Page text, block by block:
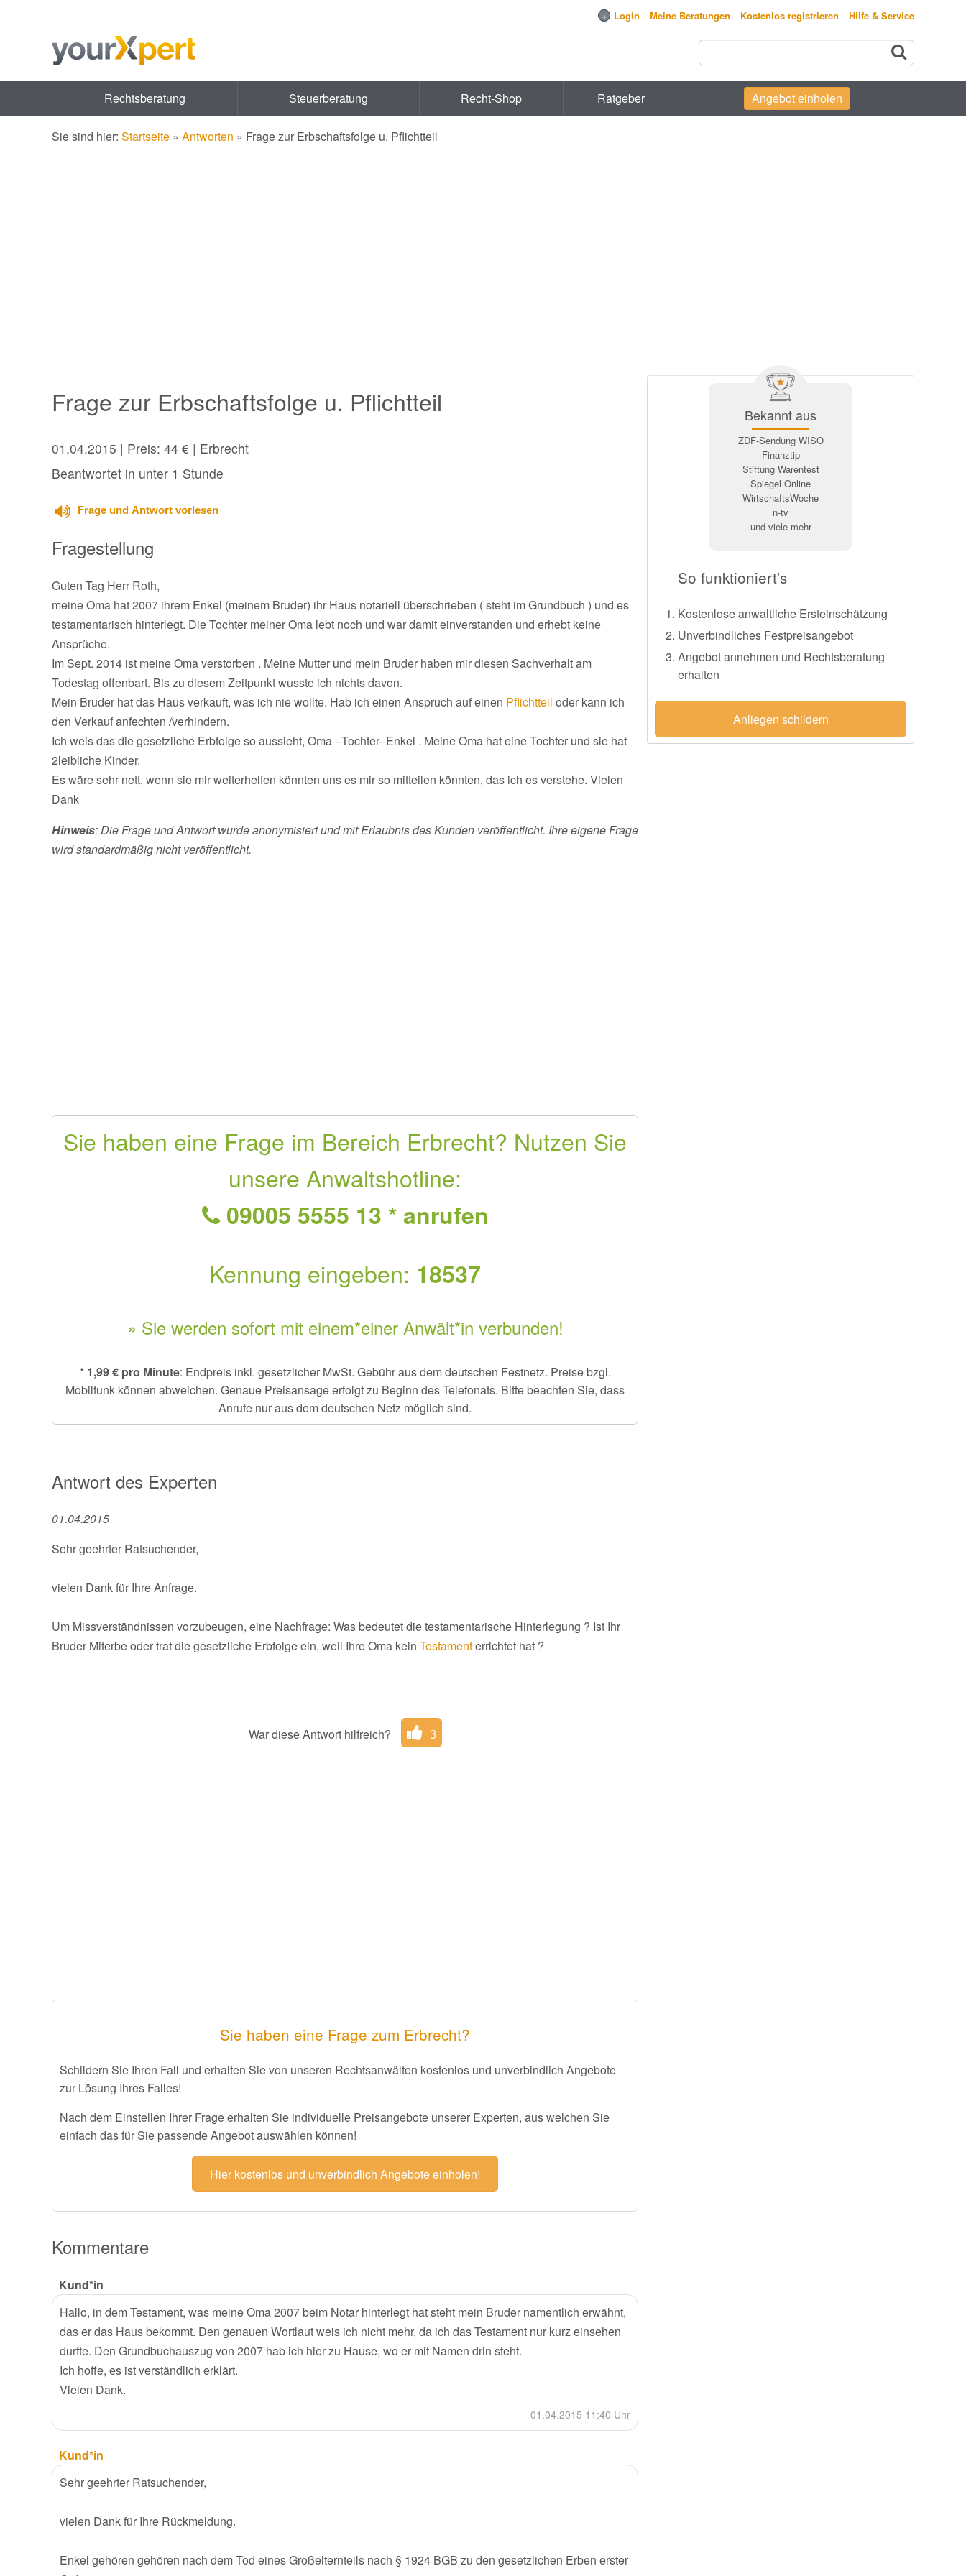
+ Login Meine Beratungen Kostenlos registrieren Hilfe & Service
Rechtsberatung Steuerberatung Recht-Shop Ratgeber Angebot einholen
Sie sind hier: Startseite » Antworten » Frage zur Erbschaftsfolge u. Pflichtteil
Frage zur Erbschaftsfolge u. Pflichtteil
01.04.2015 | Preis: 44 € | Erbrecht
Beantwortet in unter 1 Stunde
Frage und Antwort vorlesen
Fragestellung
Guten Tag Herr Roth,
meine Oma hat 2007 ihrem Enkel (meinem Bruder) ihr Haus notariell überschrieben ( steht im Grundbuch ) und es
testamentarisch hinterlegt. Die Tochter meiner Oma lebt noch und war damit einverstanden und erhebt keine
Ansprüche.
Im Sept. 2014 ist meine Oma verstorben . Meine Mutter und mein Bruder haben mir diesen Sachverhalt am
Todestag offenbart. Bis zu diesem Zeitpunkt wusste ich nichts davon.
Mein Bruder hat das Haus verkauft, was ich nie wollte. Hab ich einen Anspruch auf einen Pflichtteil oder kann ich
den Verkauf anfechten /verhindern.
Ich weis das die gesetzliche Erbfolge so aussieht, Oma --Tochter--Enkel . Meine Oma hat eine Tochter und sie hat
2leibliche Kinder.
Es wäre sehr nett, wenn sie mir weiterhelfen könnten uns es mir so mitteilen könnten, das ich es verstehe. Vielen
Dank
Hinweis: Die Frage und Antwort wurde anonymisiert und mit Erlaubnis des Kunden veröffentlicht. Ihre eigene Frage
wird standardmäßig nicht veröffentlicht.
Sie haben eine Frage im Bereich Erbrecht? Nutzen Sie
unsere Anwaltshotline:
09005 5555 13 * anrufen
Kennung eingeben: 18537
» Sie werden sofort mit einem*einer Anwält*in verbunden!
* 1,99 € pro Minute: Endpreis inkl. gesetzlicher MwSt. Gebühr aus dem deutschen Festnetz. Preise bzgl.
Mobilfunk können abweichen. Genaue Preisansage erfolgt zu Beginn des Telefonats. Bitte beachten Sie, dass
Anrufe nur aus dem deutschen Netz möglich sind.
Antwort des Experten
01.04.2015
Sehr geehrter Ratsuchender,
vielen Dank für Ihre Anfrage.
Um Missverständnissen vorzubeugen, eine Nachfrage: Was bedeutet die testamentarische Hinterlegung ? Ist Ihr
Bruder Miterbe oder trat die gesetzliche Erbfolge ein, weil Ihre Oma kein Testamenterrichtet hat ?
War diese Antwort hilfreich? 3
Sie haben eine Frage zum Erbrecht?
Schildern Sie Ihren Fall und erhalten Sie von unseren Rechtsanwälten kostenlos und unverbindlich Angebote
zur Lösung Ihres Falles!
Nach dem Einstellen Ihrer Frage erhalten Sie individuelle Preisangebote unserer Experten, aus welchen Sie
einfach das für Sie passende Angebot auswählen können!
Hier kostenlos und unverbindlich Angebote einholen!
Kommentare
Kund*in
Hallo, in dem Testament, was meine Oma 2007 beim Notar hinterlegt hat steht mein Bruder namentlich erwähnt,
das er das Haus bekommt. Den genauen Wortlaut weis ich nicht mehr, da ich das Testament nur kurz einsehen
durfte. Den Grundbuchauszug von 2007 hab ich hier zu Hause, wo er mit Namen drin steht.
Ich hoffe, es ist verständlich erklärt.
Vielen Dank.
01.04.2015 11:40 Uhr
Kund*in
Sehr geehrter Ratsuchender,
vielen Dank für Ihre Rückmeldung.
Enkel gehören gehören nach dem Tod eines Großelternteils nach § 1924 BGB zu den gesetzlichen Erben erster
Bekannt aus
ZDF-Sendung WISO
Finanztip
Stiftung Warentest
Spiegel Online
WirtschaftsWoche
n-tv
und viele mehr
So funktioniert's
Kostenlose anwaltliche Ersteinschätzung
Unverbindliches Festpreisangebot
Angebot annehmen und Rechtsberatung
erhalten
Anliegen schildern